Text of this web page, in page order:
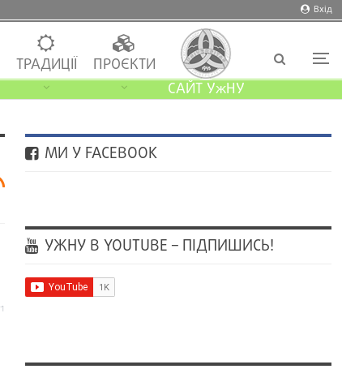
Вхід
ТРАДИЦІЇ
ПРОЄКТИ
САЙТ УжНУ
1
МИ У FACEBOOK
УЖНУ В YOUTUBE – ПІДПИШИСЬ!